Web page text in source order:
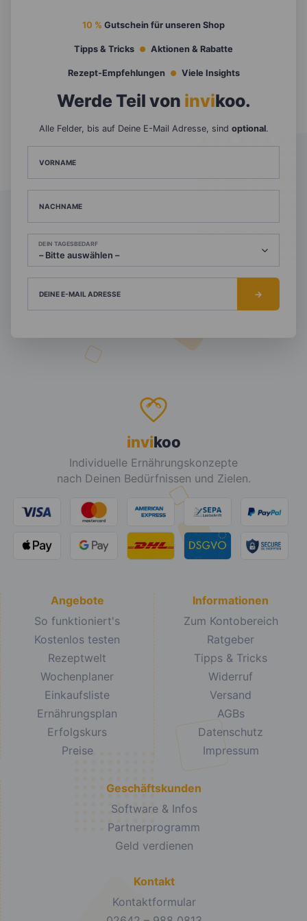
10 % Gutschein für unseren Shop
Tipps & Tricks Aktionen & Rabatte
Rezept-Empfehlungen Viele Insights
Werde Teil von invikoo.
Alle Felder, bis auf Deine E-Mail Adresse, sind optional.
VORNAME
NACHNAME
DEIN TAGESBEDARF
DEINE E-MAIL ADRESSE
invikoo
Individuelle Ernährungskonzepte
nach Deinen Bedürfnissen und Zielen.
Angebote
So funktioniert's
Kostenlos testen
Rezeptwelt
Wochenplaner
Einkaufsliste
Ernährungsplan
Erfolgskurs
Preise
Informationen
Zum Kontobereich
Ratgeber
Tipps & Tricks
Widerruf
Versand
AGBs
Datenschutz
Impressum
Geschäftskunden
Software & Infos
Partnerprogramm
Geld verdienen
Kontakt
Kontaktformular